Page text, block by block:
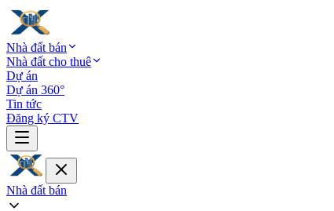
Nhà đất bán
Nhà đất cho thuê
Dự án
Dự án 360°
Tin tức
Đăng ký CTV
Nhà đất bán